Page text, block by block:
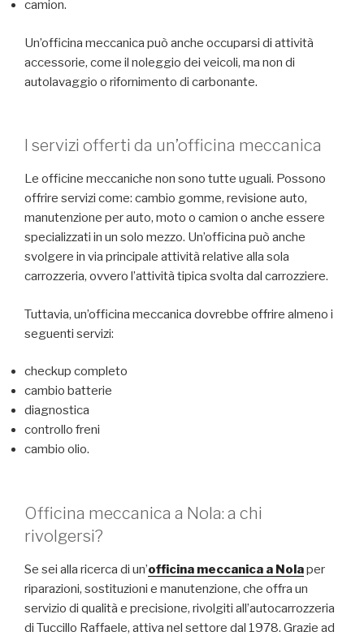
camion.
Un’officina meccanica può anche occuparsi di attività
accessorie, come il noleggio dei veicoli, ma non di
autolavaggio o rifornimento di carbonante.
I servizi offerti da un’officina meccanica
Le officine meccaniche non sono tutte uguali. Possono
offrire servizi come: cambio gomme, revisione auto,
manutenzione per auto, moto o camion o anche essere
specializzati in un solo mezzo. Un’officina può anche
svolgere in via principale attività relative alla sola
carrozzeria, ovvero l’attività tipica svolta dal carrozziere.
Tuttavia, un’officina meccanica dovrebbe offrire almeno i
seguenti servizi:
checkup completo
cambio batterie
diagnostica
controllo freni
cambio olio.
Officina meccanica a Nola: a chi
rivolgersi?
Se sei alla ricerca di un’officina meccanica a Nolaper
riparazioni, sostituzioni e manutenzione, che offra un
servizio di qualità e precisione, rivolgiti all’autocarrozzeria
di Tuccillo Raffaele, attiva nel settore dal 1978. Grazie ad